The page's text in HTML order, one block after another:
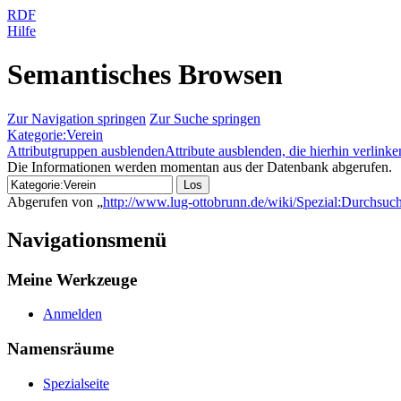
RDF
Hilfe
Semantisches Browsen
Zur Navigation springen Zur Suche springen
Kategorie:Verein
Attributgruppen ausblendenAttribute ausblenden, die hierhin
Die Informationen werden momentan aus der Datenbank abgerufen.
Abgerufen von „http://www.lug-ottobrunn.de/wiki/
Navigationsmenü
Meine Werkzeuge
Anmelden
Namensräume
Spezialseite